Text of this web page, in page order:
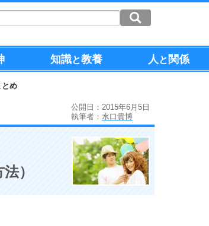
知識と教養 人と 関係
とめ
公開日：2015年6月5日
執筆者： 水口貴博
）